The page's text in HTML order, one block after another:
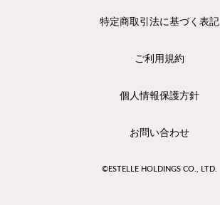
特定商取引法に基づく表記
ご利用規約
個人情報保護方針
お問い合わせ
©ESTELLE HOLDINGS CO., LTD.